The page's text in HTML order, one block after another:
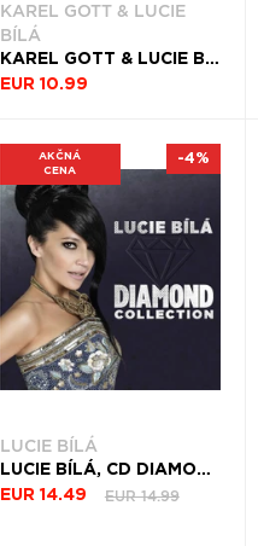
KAREL GOTT & LUCIE
BÍLÁ
KAREL GOTT & LUCIE BÍLÁ, CD DUETY (EDICE 2018)
EUR 10.99
AKČNÁ
CENA
LUCIE BÍLÁ
LUCIE BÍLÁ, CD DIAMOND COLLECTION
EUR 14.49
EUR 14.99
-4%